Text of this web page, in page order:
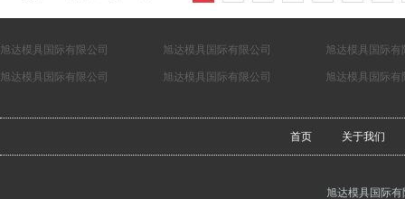
旭达模具国际有限公司 旭达模具国际有限公司 旭达模具国际有
旭达模具国际有限公司 旭达模具国际有限公司 旭达模具国际有
首页 关于我们
旭达模具国际